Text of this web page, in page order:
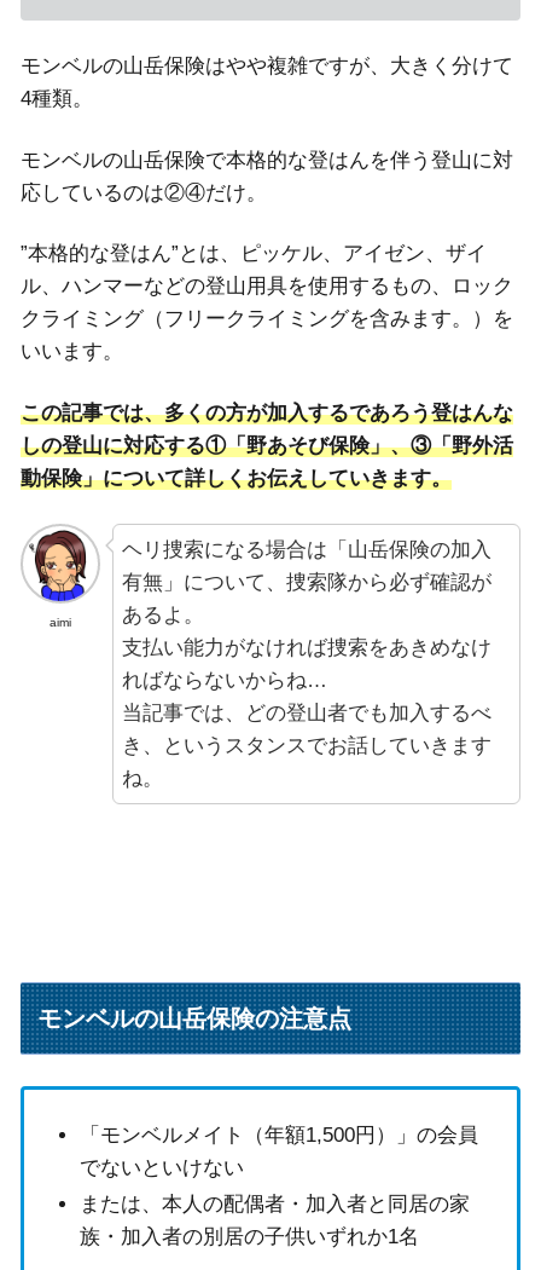
モンベルの山岳保険はやや複雑ですが、大きく分けて
4種類。
モンベルの山岳保険で本格的な登はんを伴う登山に対
応しているのは②④だけ。
”本格的な登はん”とは、ピッケル、アイゼン、ザイ
ル、ハンマーなどの登山用具を使用するもの、ロック
クライミング（フリークライミングを含みます。）を
いいます。
この記事では、多くの方が加入するであろう登はんな
しの登山に対応する①「野あそび保険」、③「野外活
動保険」について詳しくお伝えしていきます。
aimi
ヘリ捜索になる場合は「山岳保険の加入
有無」について、捜索隊から必ず確認が
あるよ。
支払い能力がなければ捜索をあきめなけ
ればならないからね…
当記事では、どの登山者でも加入するべ
き、というスタンスでお話していきます
ね。
モンベルの山岳保険の注意点
「モンベルメイト（年額1,500円）」の会員
でないといけない
または、本人の配偶者・加入者と同居の家
族・加入者の別居の子供いずれか1名